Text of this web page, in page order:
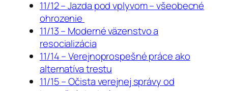
11/12 – Jazda pod vplyvom – všeobecné
ohrozenie
11/13 – Moderné väzenstvo a
resocializácia
11/14 – Verejnoprospešné práce ako
alternatíva trestu
11/15 – Očista verejnej správy od